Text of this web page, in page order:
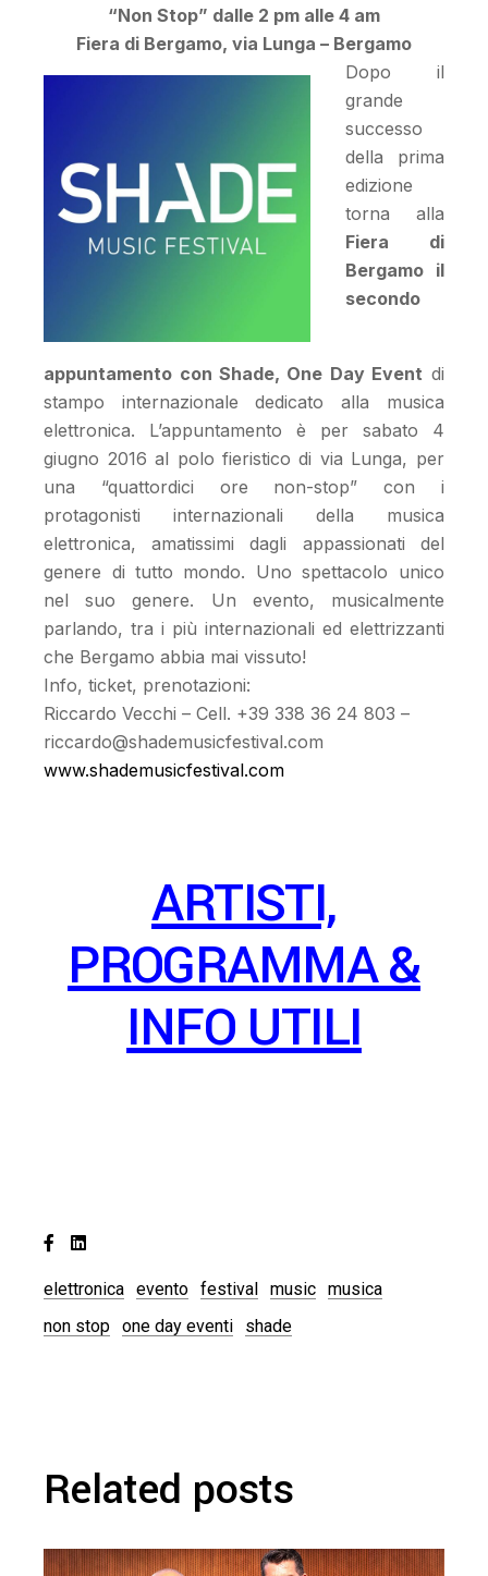
“Non Stop” dalle 2 pm alle 4 am
Fiera di Bergamo, via Lunga – Bergamo
Dopo il
grande
successo
della prima
edizione
torna alla
Fiera di
Bergamo il
secondo
appuntamento con Shade, One Day Event di
stampo internazionale dedicato alla musica
elettronica. L’appuntamento è per sabato 4
giugno 2016 al polo fieristico di via Lunga, per
una “quattordici ore non-stop” con i
protagonisti internazionali della musica
elettronica, amatissimi dagli appassionati del
genere di tutto mondo. Uno spettacolo unico
nel suo genere. Un evento, musicalmente
parlando, tra i più internazionali ed elettrizzanti
che Bergamo abbia mai vissuto!
Info, ticket, prenotazioni:
Riccardo Vecchi – Cell. +39 338 36 24 803 –
riccardo@shademusicfestival.com
www.shademusicfestival.com
ARTISTI,
PROGRAMMA &
INFO UTILI
elettronica evento festival music musica
non stop one day eventi shade
Related posts